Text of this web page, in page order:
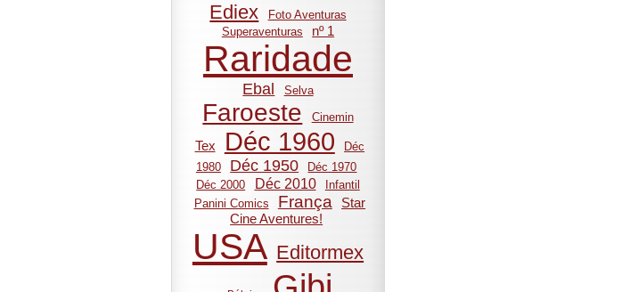
Ediex
Foto Aventuras
Superaventuras
nº 1
Raridade
Ebal Selva
Faroeste Cinemin
Tex Déc 1960
Déc
1980
Déc 1950
Déc 1970
Déc 2000
Déc 2010
Infantil
Panini Comics
França
Star
Cine Aventures!
USA Editormex